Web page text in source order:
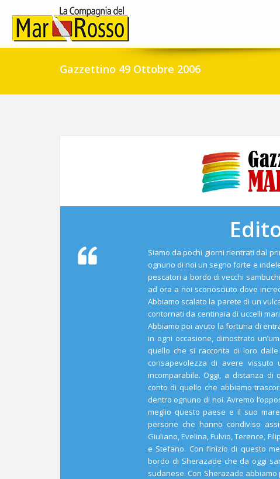
Gazzettino 49 Ottobre 2006
Siamo da pochi giorni rientrati dal
ognuno di noi un segno forte e
pescatori a bordo di vecchi
ad ora a noi sconosciuto dove
Abbiamo scalato la parete di un
contornati da centinaia di uccelli
Abbiamo poi avuto la fortuna di
in ogni occasione, dimostrato
quello che si racconta di loro
consapevolezza di avere
incomparabile. Oggi, a distanza di
conto di quello che abbiamo
dentro ognuno di noi. Avremo
meglio questo paese e il suo
persone che hanno condiviso
Giuliano, Evelina, Fulvio, Terence,
e Stefano. Con l’inizio di questo
bordo di Sherazade che da oggi
sudanese. Con Sherazade